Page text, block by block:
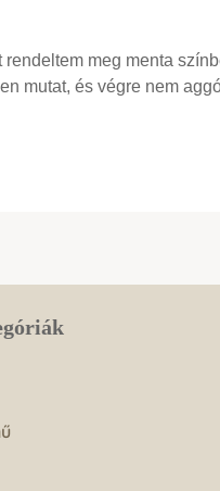
meg menta
mutat, és végre nem